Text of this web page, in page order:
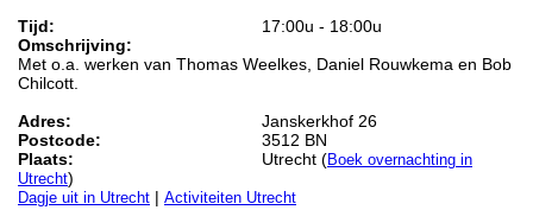
Tijd:
17:00u - 18:00u
Omschrijving:
Met o.a. werken van Thomas Weelkes, Daniel Rouwkema en Bob
Chilcott.
Adres:
Janskerkhof 26
Postcode:
3512 BN
Plaats:
Utrecht (Boek overnachting in
Utrecht)
Dagje uit in Utrecht | Activiteiten Utrecht